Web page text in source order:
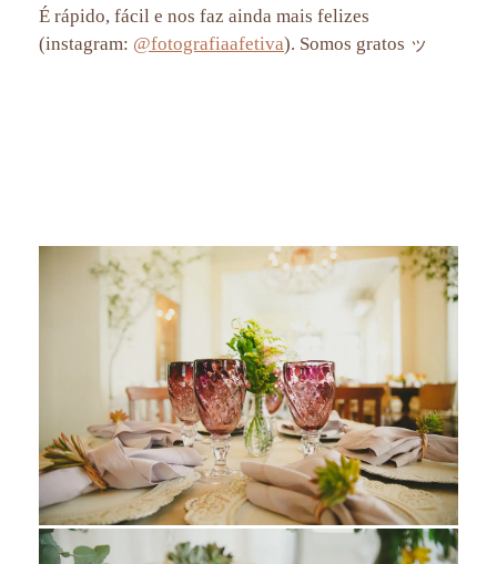
É rápido, fácil e nos faz ainda mais felizes
(instagram: @fotografiaafetiva). Somos gratos ッ